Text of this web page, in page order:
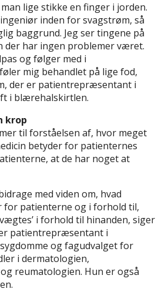
lige stikke en finger i jorden.
inden for svagstrøm, så
baggrund. Jeg ser tingene på
der har ingen problemer været.
og følger med i
mig behandlet på lige fod,
der er patientrepræsentant i
i blærehalskirtlen.
krop
til forståelsen af, hvor meget
betyder for patienternes
at de har noget at
med viden om, hvad
for patienterne og i forhold til,
i forhold til hinanden, siger
patientrepræsentant i
og fagudvalget for
i dermatologien,
reumatologien. Hun er også